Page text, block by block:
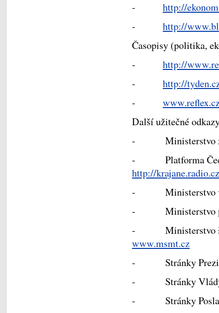
- http://
- http://
Časopisy (politika,
- http://
- http://
-
Další užitečné
- Ministerstvo
- Platforma
http://
- Ministerstvo
- Ministerstvo
- Ministerstvo
www.msmt.cz
- Stránky
- Stránky
- Stránky